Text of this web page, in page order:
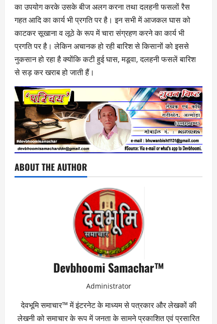
का उपयोग करके उसके बीज अलग करना तथा दलहनी फसलों रैस
गहत आदि का कार्य भी प्रगति पर है। इन सभी में आजकल घास को
काटकर सूखाना व लूठे के रूप में चारा संग्रहण करने का कार्य भी
प्रगति पर है। लेकिन अचानक हो रही बारिश से किसानों को इससे
नुकसान हो रहा है क्योंकि कटी हुई घास, मडूवा, दलहनी फसलें बारिश
से सड़ कर खराब हो जाती हैं।
ABOUT THE AUTHOR
Devbhoomi Samachar™
Administrator
देवभूमि समाचार™ में इंटरनेट के माध्यम से पत्रकार और लेखकों की
लेखनी को समाचार के रूप में जनता के सामने प्रकाशित एवं प्रसारित